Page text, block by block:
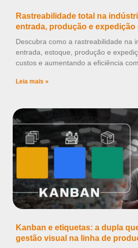
Rastreabilidade total na
entrada, produção e expedição
Descubra como a rastreabilidade na
entrada, estoque, produção e
custos e aumentando a eficiência
Leia mais »
Kanban e etiquetas: a dupla
gestão visual na linha de